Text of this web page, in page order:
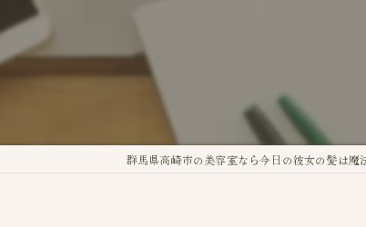
群馬県高崎市の美容室なら今日の彼女の髪は魔